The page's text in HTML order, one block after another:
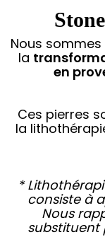
Nous
la
en
Ces pierres
la
*
consiste à
Nous
substituent